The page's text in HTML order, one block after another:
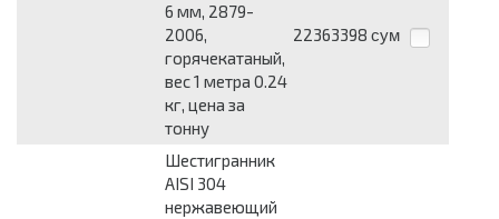
6 мм, 2879-
2006,
горячекатаный,
вес 1 метра 0.24
кг, цена за
тонну
22363398 сум
Шестигранник
AISI 304
нержавеющий